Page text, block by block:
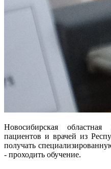
Новосибирская
пациентов и врачей из
получать
- проходить обучение.